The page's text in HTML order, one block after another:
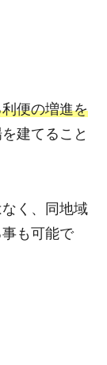
便の増進を
建てること
く、同地域
も可能で